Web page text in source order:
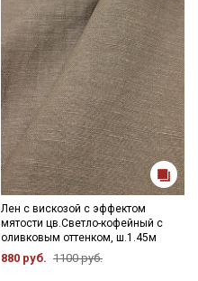
Лен с вискозой с эффектом
мятости цв.Светло-кофейный с
оливковым оттенком, ш.1.45м
880 руб. 1100 руб.